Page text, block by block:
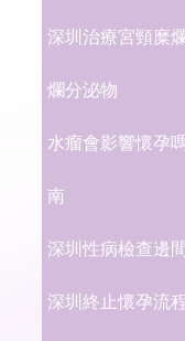
深圳治療宮頸糜
爛分泌物
水瘤會影響懷孕
南
深圳性病檢查邊
深圳終止懷孕流